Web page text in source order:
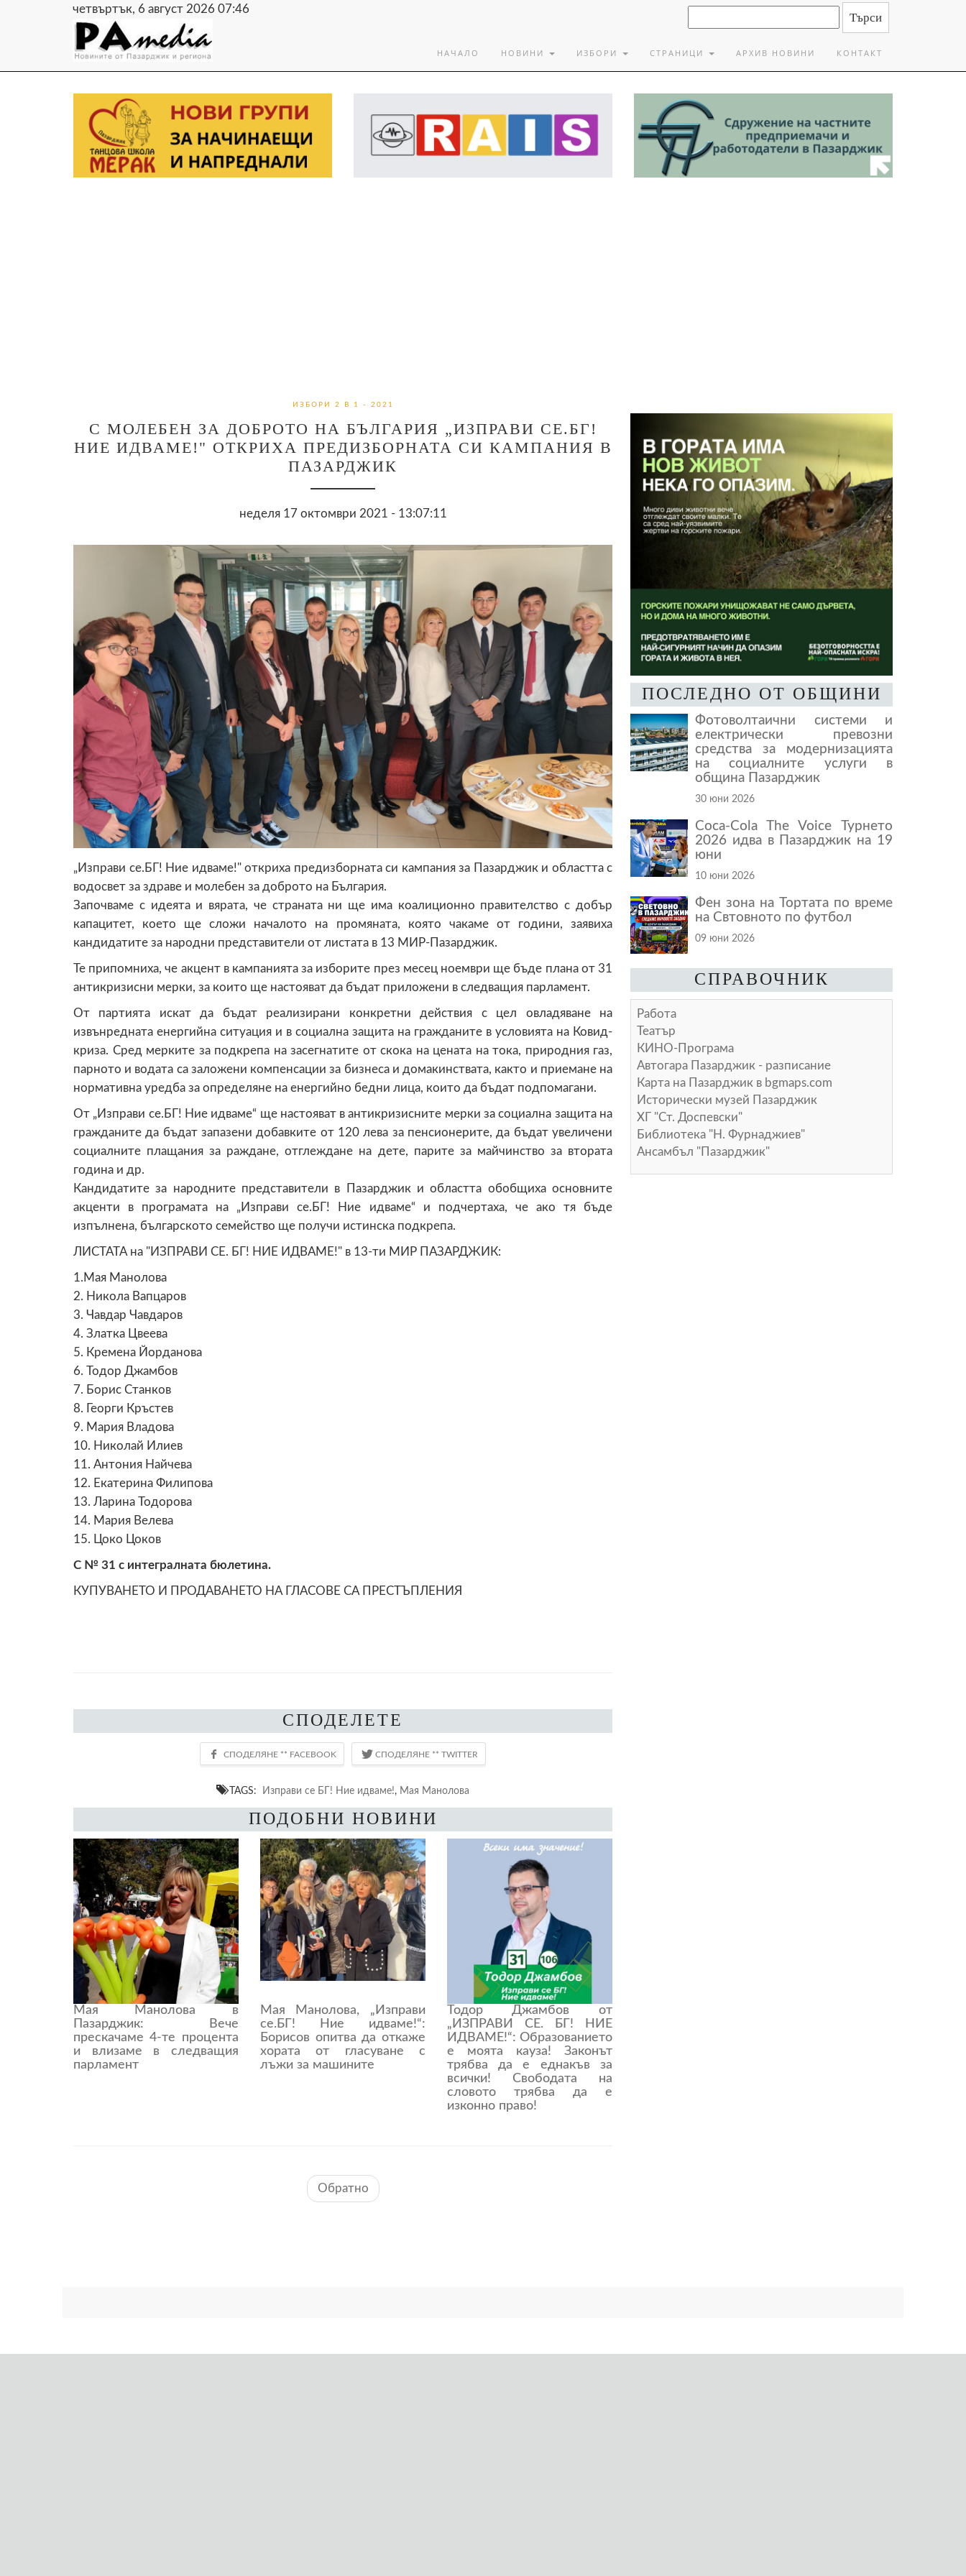
четвъртък, 6 август 2026 07:46
НАЧАЛО НОВИНИ ИЗБОРИ СТРАНИЦИ АРХИВ НОВИНИ КОНТАКТ
ИЗБОРИ 2 В 1 - 2021
С МОЛЕБЕН ЗА ДОБРОТО НА БЪЛГАРИЯ „ИЗПРАВИ СЕ.БГ!
НИЕ ИДВАМЕ!" ОТКРИХА ПРЕДИЗБОРНАТА СИ КАМПАНИЯ В
ПАЗАРДЖИК
неделя 17 октомври 2021 - 13:07:11
„Изправи се.БГ! Ние идваме!" откриха предизборната си кампания за Пазарджик и областта с
водосвет за здраве и молебен за доброто на България.
Започваме с идеята и вярата, че страната ни ще има коалиционно правителство с добър
капацитет, което ще сложи началото на промяната, която чакаме от години, заявиха
кандидатите за народни представители от листата в 13 МИР-Пазарджик.
Те припомниха, че акцент в кампанията за изборите през месец ноември ще бъде плана от 31
антикризисни мерки, за които ще настояват да бъдат приложени в следващия парламент.
От партията искат да бъдат реализирани конкретни действия с цел овладяване на
извънредната енергийна ситуация и в социална защита на гражданите в условията на Ковид-
криза. Сред мерките за подкрепа на засегнатите от скока на цената на тока, природния газ,
парното и водата са заложени компенсации за бизнеса и домакинствата, както и приемане на
нормативна уредба за определяне на енергийно бедни лица, които да бъдат подпомагани.
От „Изправи се.БГ! Ние идваме“ ще настояват в антикризисните мерки за социална защита на
гражданите да бъдат запазени добавките от 120 лева за пенсионерите, да бъдат увеличени
социалните плащания за раждане, отглеждане на дете, парите за майчинство за втората
година и др.
Кандидатите за народните представители в Пазарджик и областта обобщиха основните
акценти в програмата на „Изправи се.БГ! Ние идваме“ и подчертаха, че ако тя бъде
изпълнена, българското семейство ще получи истинска подкрепа.
ЛИСТАТА на "ИЗПРАВИ СЕ. БГ! НИЕ ИДВАМЕ!" в 13-ти МИР ПАЗАРДЖИК:
1.Мая Манолова
2. Никола Вапцаров
3. Чавдар Чавдаров
4. Златка Цвеева
5. Кремена Йорданова
6. Тодор Джамбов
7. Борис Станков
8. Георги Кръстев
9. Мария Владова
10. Николай Илиев
11. Антония Найчева
12. Екатерина Филипова
13. Ларина Тодорова
14. Мария Велева
15. Цоко Цоков
С № 31 с интегралната бюлетина.
КУПУВАНЕТО И ПРОДАВАНЕТО НА ГЛАСОВЕ СА ПРЕСТЪПЛЕНИЯ
СПОДЕЛЕТЕ
TAGS: Изправи се БГ! Ние идваме!, Мая Манолова
ПОДОБНИ НОВИНИ
Мая Манолова в
Пазарджик: Вече
прескачаме 4-те процента
и влизаме в следващия
парламент
Мая Манолова, „Изправи
се.БГ! Ние идваме!“:
Борисов опитва да откаже
хората от гласуване с
лъжи за машините
Тодор Джамбов от
„ИЗПРАВИ СЕ. БГ! НИЕ
ИДВАМЕ!“: Образованието
е моята кауза! Законът
трябва да е еднакъв за
всички! Свободата на
словото трябва да е
изконно право!
Обратно
ПОСЛЕДНО ОТ ОБЩИНИ
Фотоволтаични системи и
електрически превозни
средства за модернизацията
на социалните услуги в
община Пазарджик
30 юни 2026
Coca-Cola The Voice Турнето
2026 идва в Пазарджик на 19
юни
10 юни 2026
Фен зона на Тортата по време
на Свтовното по футбол
09 юни 2026
СПРАВОЧНИК
Работа
Театър
КИНО-Програма
Автогара Пазарджик - разписание
Карта на Пазарджик в bgmaps.com
Исторически музей Пазарджик
ХГ "Ст. Доспевски"
Библиотека "Н. Фурнаджиев"
Ансамбъл "Пазарджик"